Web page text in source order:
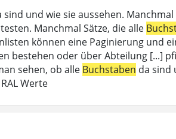
sind und wie sie aussehen.
Manchmal Sätze, die alle
können eine Paginierung und
bestehen oder über Abteilung [...]
sehen, ob alle Buchstaben da sind
Werte